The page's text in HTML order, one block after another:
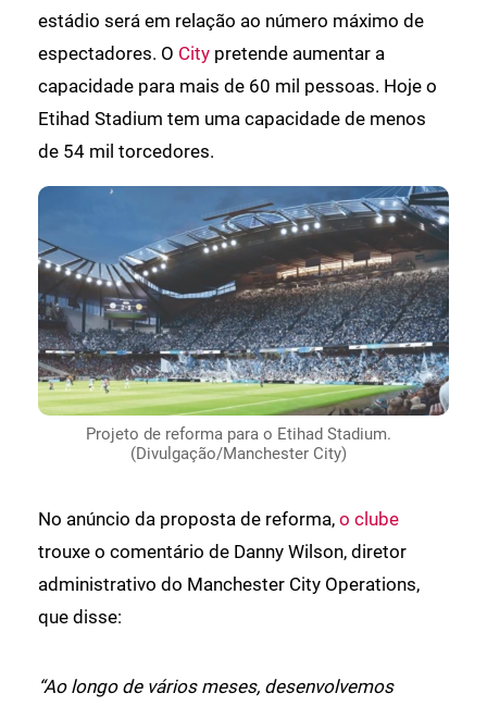
estádio será em relação ao número máximo de
espectadores. O City pretende aumentar a
capacidade para mais de 60 mil pessoas. Hoje o
Etihad Stadium tem uma capacidade de menos
de 54 mil torcedores.
Projeto de reforma para o Etihad Stadium.
(Divulgação/Manchester City)
No anúncio da proposta de reforma, o clube
trouxe o comentário de Danny Wilson, diretor
administrativo do Manchester City Operations,
que disse:
“Ao longo de vários meses, desenvolvemos